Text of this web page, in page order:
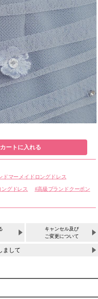
ートに入れる
ドマーメイドロングドレス
グドレス 高級ブランドクーポン
キャンセル及び
ご変更について
まして